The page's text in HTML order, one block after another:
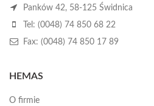
Panków 42, 58-125 Świdnica
Tel: (0048) 74 850 68 22
Fax: (0048) 74 850 17 89
HEMAS
O firmie